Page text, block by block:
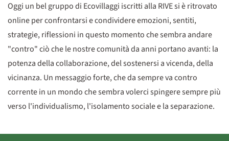
Oggi un bel gruppo di Ecovillaggi iscritti alla RIVE si è ritrovato
online per confrontarsi e condividere emozioni, sentiti,
strategie, riflessioni in questo momento che sembra andare
"contro" ciò che le nostre comunità da anni portano avanti: la
potenza della collaborazione, del sostenersi a vicenda, della
vicinanza. Un messaggio forte, che da sempre va contro
corrente in un mondo che sembra volerci spingere sempre più
verso l'individualismo, l'isolamento sociale e la separazione.